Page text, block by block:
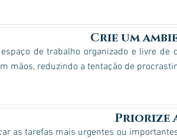
Crie um
de trabalho organizado e livre
mãos, reduzindo a tentação de
Priorize
as tarefas mais urgentes ou